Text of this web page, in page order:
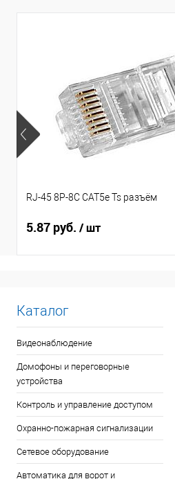
RJ-45 8P-8C CAT5e Ts разъём
5.87 руб. / шт
Каталог
Видеонаблюдение
Домофоны и переговорные
устройства
Контроль и управление доступом
Охранно-пожарная сигнализации
Сетевое оборудование
Автоматика для ворот и